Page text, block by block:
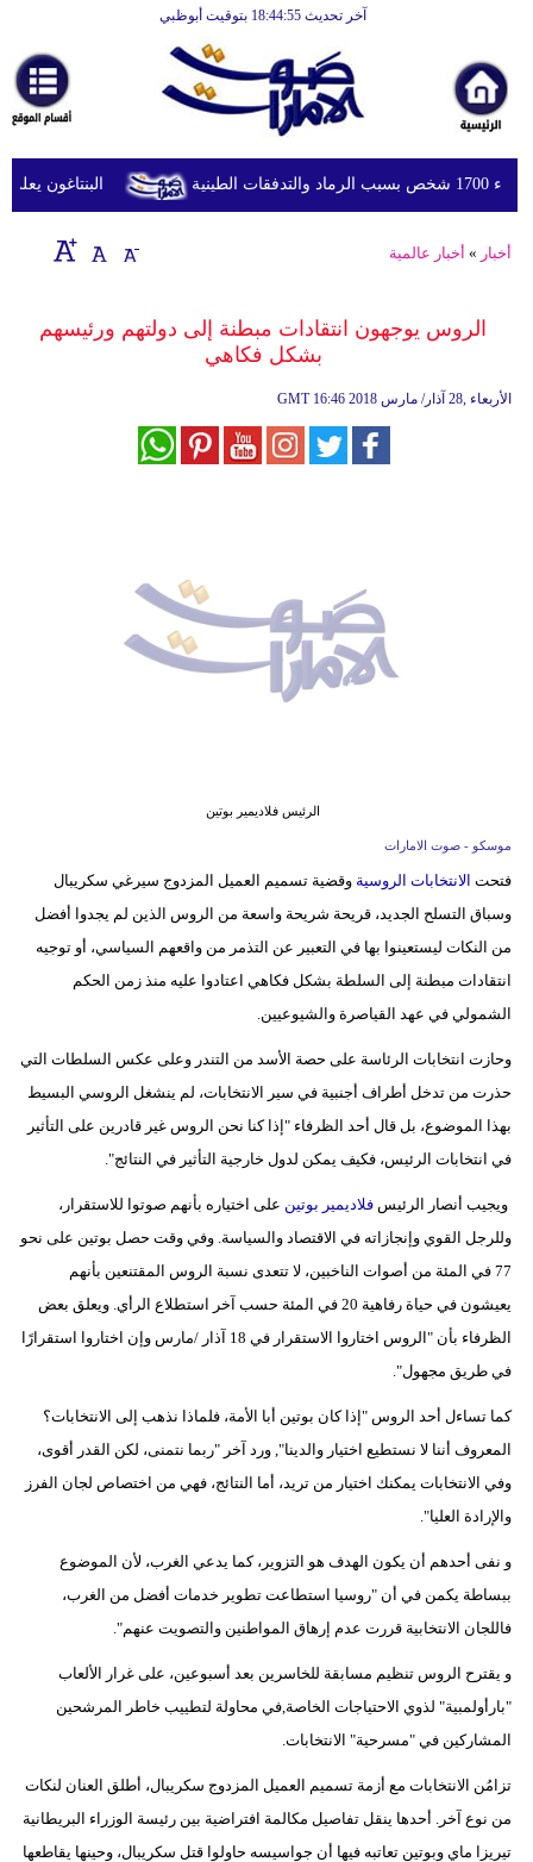
آخر تحديث 18:44:55 بتوقيت أبوظبي
أخبارعاجلة
رياضة
ثقافة
إقتصاد
وموسيقى
إسلامية
علوم
وتكنولوجيا
مدوَّنات
أبراج
سيارات
البنتاغون يعلن
أخبار » أخبار عالمية
الروس يوجهون انتقادات مبطنة إلى دولتهم ورئيسهم
بشكل فكاهي
GMT 16:46 2018 الأربعاء ,28 آذار/ مارس
الرئيس فلاديمير بوتين
موسكو - صوت الامارات
فتحت الانتخابات الروسية وقضية تسميم العميل المزدوج سيرغي سكريبال
وسباق التسلح الجديد، قريحة شريحة واسعة من الروس الذين لم يجدوا أفضل
من النكات ليستعينوا بها في التعبير عن التذمر من واقعهم السياسي، أو توجيه
انتقادات مبطنة إلى السلطة بشكل فكاهي اعتادوا عليه منذ زمن الحكم
الشمولي في عهد القياصرة والشيوعيين.
وحازت انتخابات الرئاسة على حصة الأسد من التندر وعلى عكس السلطات التي
حذرت من تدخل أطراف أجنبية في سير الانتخابات، لم ينشغل الروسي البسيط
بهذا الموضوع، بل قال أحد الظرفاء "إذا كنا نحن الروس غير قادرين على التأثير
في انتخابات الرئيس، فكيف يمكن لدول خارجية التأثير في النتائج".
ويجيب أنصار الرئيس فلاديمير بوتين على اختياره بأنهم صوتوا للاستقرار،
وللرجل القوي وإنجازاته في الاقتصاد والسياسة. وفي وقت حصل بوتين على نحو
77 في المئة من أصوات الناخبين، لا تتعدى نسبة الروس المقتنعين بأنهم
يعيشون في حياة رفاهية 20 في المئة حسب آخر استطلاع الرأي. ويعلق بعض
الظرفاء بأن "الروس اختاروا الاستقرار في 18 آذار /مارس وإن اختاروا استقرارًا
في طريق مجهول".
كما تساءل أحد الروس "إذا كان بوتين أبا الأمة، فلماذا نذهب إلى الانتخابات؟
المعروف أننا لا نستطيع اختيار والدينا", ورد آخر "ربما نتمنى، لكن القدر أقوى،
وفي الانتخابات يمكنك اختيار من تريد، أما النتائج، فهي من اختصاص لجان الفرز
والإرادة العليا".
و نفى أحدهم أن يكون الهدف هو التزوير، كما يدعي الغرب، لأن الموضوع
ببساطة يكمن في أن "روسيا استطاعت تطوير خدمات أفضل من الغرب،
فاللجان الانتخابية قررت عدم إرهاق المواطنين والتصويت عنهم".
و يقترح الروس تنظيم مسابقة للخاسرين بعد أسبوعين، على غرار الألعاب
"بارأولمبية" لذوي الاحتياجات الخاصة,في محاولة لتطييب خاطر المرشحين
المشاركين في "مسرحية" الانتخابات.
تزامُن الانتخابات مع أزمة تسميم العميل المزدوج سكريبال، أطلق العنان لنكات
من نوع آخر. أحدها ينقل تفاصيل مكالمة افتراضية بين رئيسة الوزراء البريطانية
تيريزا ماي وبوتين تعاتبه فيها أن جواسيسه حاولوا قتل سكريبال، وحينها يقاطعها